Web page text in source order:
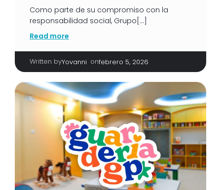
Como parte de su compromiso con la
responsabilidad social, Grupo[…]
Read more
Written byYovanni onfebrero 5, 2026